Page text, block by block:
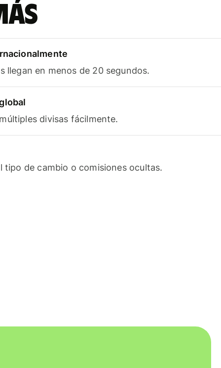
llegan en menos de 20 segundos.
divisas fácilmente.
tipo de cambio o comisiones ocultas.